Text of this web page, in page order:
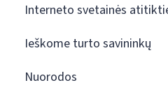
Interneto svetainės
Ieškome turto savininkų
Nuorodos